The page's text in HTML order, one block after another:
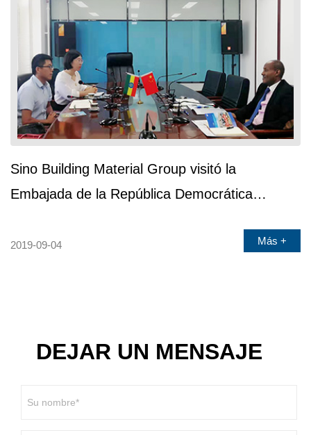
Sino Building Material Group visitó la
Embajada de la República Democrática
2019-09-04 Más +
DEJAR UN MENSAJE